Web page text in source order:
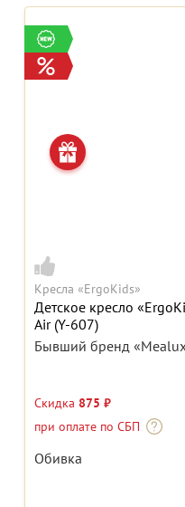
Кресла «ErgoKids»
Детское кресло
Air (Y-607)
Бывший бренд
Скидка 875 ₽
при оплате по СБП
Обивка